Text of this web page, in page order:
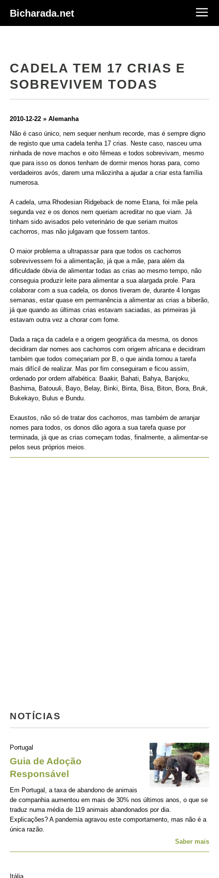
Bicharada.net
CADELA TEM 17 CRIAS E
SOBREVIVEM TODAS
2010-12-22 » Alemanha
Não é caso único, nem sequer nenhum recorde, mas é sempre digno
de registo que uma cadela tenha 17 crias. Neste caso, nasceu uma
ninhada de nove machos e oito fêmeas e todos sobrevivam, mesmo
que para isso os donos tenham de dormir menos horas para, como
verdadeiros avós, darem uma mãozinha a ajudar a criar esta família
numerosa.
A cadela, uma Rhodesian Ridgeback de nome Etana, foi mãe pela
segunda vez e os donos nem queriam acreditar no que viam. Já
tinham sido avisados pelo veterinário de que seriam muitos
cachorros, mas não julgavam que fossem tantos.
O maior problema a ultrapassar para que todos os cachorros
sobrevivessem foi a alimentação, já que a mãe, para além da
dificuldade óbvia de alimentar todas as crias ao mesmo tempo, não
conseguia produzir leite para alimentar a sua alargada prole. Para
colaborar com a sua cadela, os donos tiveram de, durante 4 longas
semanas, estar quase em permanência a alimentar as crias a biberão,
já que quando as últimas crias estavam saciadas, as primeiras já
estavam outra vez a chorar com fome.
Dada a raça da cadela e a origem geográfica da mesma, os donos
decidiram dar nomes aos cachorros com origem africana e decidiram
também que todos começariam por B, o que ainda tornou a tarefa
mais difícil de realizar. Mas por fim conseguiram e ficou assim,
ordenado por ordem alfabética: Baakir, Bahati, Bahya, Banjoku,
Bashima, Batouuli, Bayo, Belay, Binki, Binta, Bisa, Biton, Bora, Bruk,
Bukekayo, Bulus e Bundu.
Exaustos, não só de tratar dos cachorros, mas também de arranjar
nomes para todos, os donos dão agora a sua tarefa quase por
terminada, já que as crias começam todas, finalmente, a alimentar-se
pelos seus próprios meios.
NOTÍCIAS
Portugal
Guia de Adoção
Responsável
Em Portugal, a taxa de abandono de animais
de companhia aumentou em mais de 30% nos últimos anos, o que se
traduz numa média de 119 animais abandonados por dia.
Explicações? A pandemia agravou este comportamento, mas não é a
única razão.
Saber mais
Itália